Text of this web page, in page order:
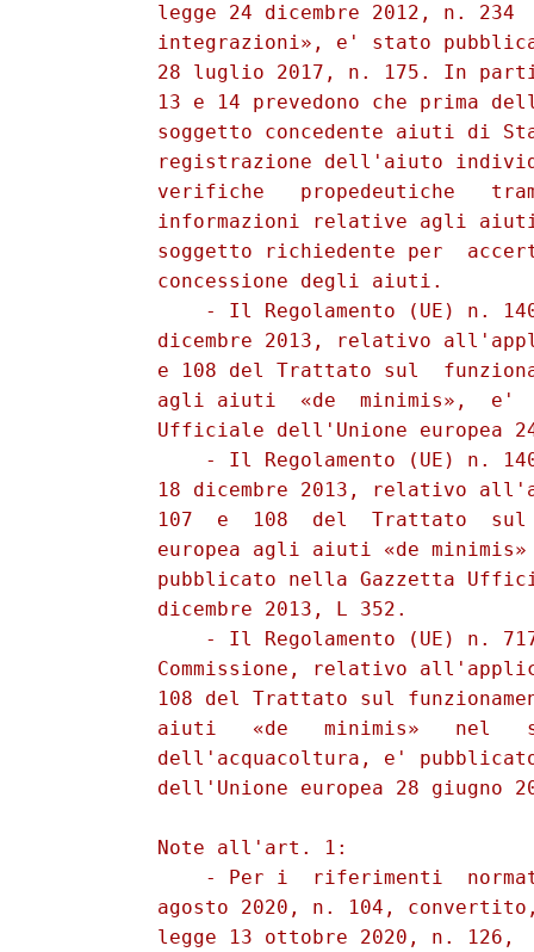
legge 24 dicembre 2012, n. 234
integrazioni», e' stato
28 luglio 2017, n. 175. In
13 e 14 prevedono che prima
soggetto concedente aiuti di
registrazione dell'aiuto
verifiche   propedeutiche
informazioni relative agli
soggetto richiedente per
          concessione degli aiuti.
- Il Regolamento (UE) n.
dicembre 2013, relativo
e 108 del Trattato sul
agli aiuti  «de  minimis»,  e'
Ufficiale dell'Unione europea
- Il Regolamento (UE) n.
18 dicembre 2013, relativo
107  e  108  del  Trattato
europea agli aiuti «de
pubblicato nella Gazzetta
          dicembre 2013, L 352.
- Il Regolamento (UE) n.
Commissione, relativo
108 del Trattato sul
aiuti   «de   minimis»   nel
dell'acquacoltura, e'
dell'Unione europea 28 giugno
          Note all'art. 1:
- Per i  riferimenti
agosto 2020, n. 104,
legge 13 ottobre 2020, n. 126,